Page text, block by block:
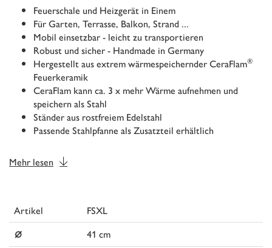
Feuerschale und Heizgerät in Einem
Für Garten, Terrasse, Balkon, Strand ...
Mobil einsetzbar - leicht zu transportieren
Robust und sicher - Handmade in Germany
Hergestellt aus extrem wärmespeichernder CeraFlam®
Feuerkeramik
CeraFlam kann ca. 3 x mehr Wärme aufnehmen und
speichern als Stahl
Ständer aus rostfreiem Edelstahl
Passende Stahlpfanne als Zusatzteil erhältlich
Mehr lesen
Artikel FSXL
⌀
41 cm